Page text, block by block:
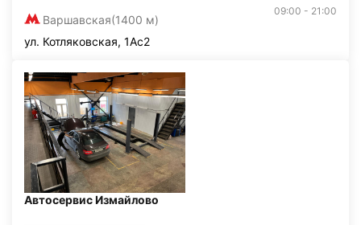
Варшавская(1400 м)
09:00 - 21:00
ул. Котляковская, 1Ас2
Автосервис Измайлово